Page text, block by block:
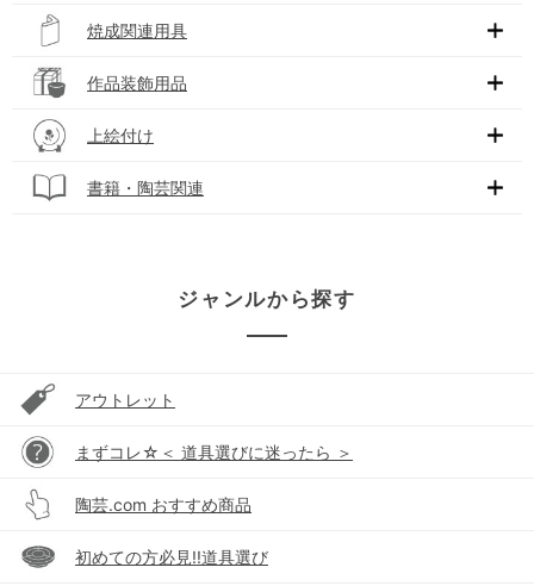
焼成関連用具
作品装飾用品
上絵付け
書籍・陶芸関連
ジャンルから探す
アウトレット
まずコレ☆＜ 道具選びに迷ったら ＞
陶芸.com おすすめ商品
初めての方必見!!道具選び